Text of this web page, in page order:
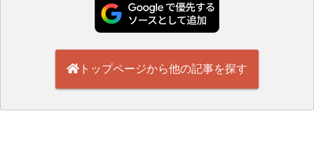
トップページから他の記事を探す